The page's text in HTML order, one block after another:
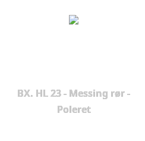
BX. HL 23 - Messing rør -
Poleret